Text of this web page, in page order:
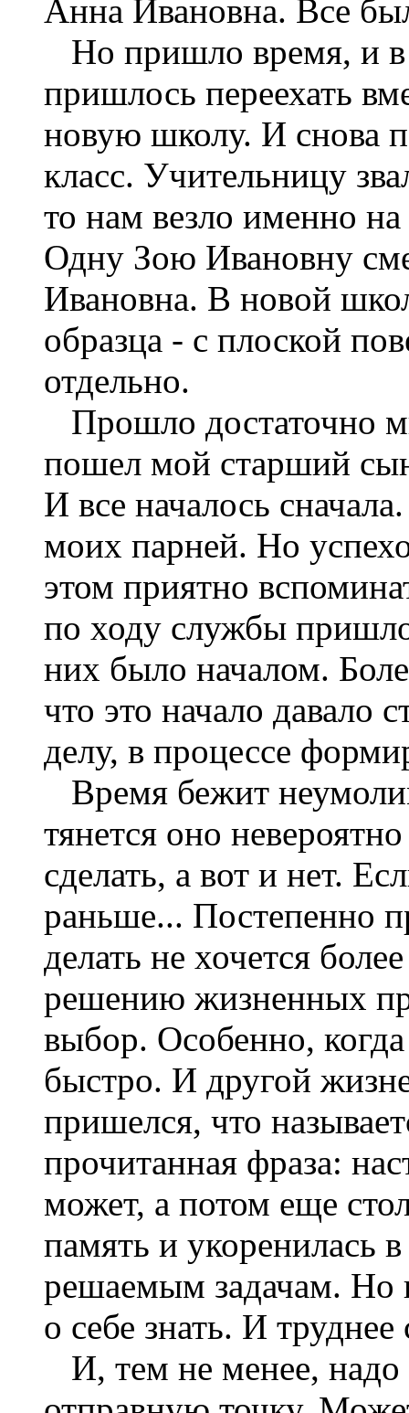
Анна Ивановна. Все
Но пришло время, и в
пришлось переехать
новую школу. И снова
класс. Учительницу
то нам везло именно
Одну Зою Ивановну
Ивановна. В новой
образца - с плоской
отдельно.
Прошло достаточно
пошел мой старший
И все началось
моих парней. Но
этом приятно
по ходу службы
них было началом.
что это начало давало
делу, в процессе
Время бежит
тянется оно
сделать, а вот и нет.
раньше... Постепенно
делать не хочется
решению жизненных
выбор. Особенно,
быстро. И другой
пришелся, что
прочитанная фраза:
может, а потом еще
память и укоренилась
решаемым задачам. Но
о себе знать. И
И, тем не менее, надо